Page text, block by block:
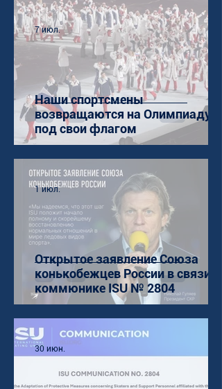
Наши спортсмены
возвращаются на Олимпиаду
под свои флагом
7 июл.
Открытое заявление Союза
конькобежцев России в связи с
коммюнике ISU № 2804
1 июл.
30 июн.